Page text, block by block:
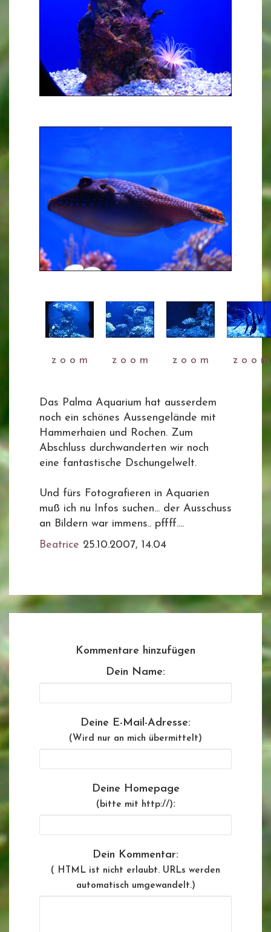
z o o m z o o m z o o m z o o m
Das Palma Aquarium hat ausserdem
noch ein schönes Aussengelände mit
Hammerhaien und Rochen. Zum
Abschluss durchwanderten wir noch
eine fantastische Dschungelwelt.
Und fürs Fotografieren in Aquarien
muß ich nu Infos suchen... der Ausschuss
an Bildern war immens.. pffff....
Beatrice 25.10.2007, 14.04
Kommentare hinzufügen
Dein Name:
Deine E-Mail-Adresse:
(Wird nur an mich übermittelt)
Deine Homepage
(bitte mit http://):
Dein Kommentar:
( HTML ist nicht erlaubt. URLs werden
automatisch umgewandelt.)